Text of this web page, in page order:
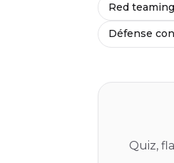
Red
Défense
Quiz,